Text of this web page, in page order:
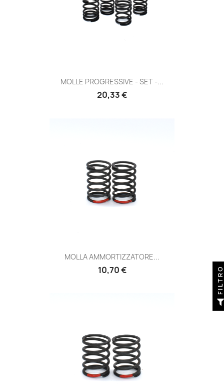
MOLLE PROGRESSIVE - SET -...
Prezzo
20,33 €
MOLLA AMMORTIZZATORE...
Prezzo
10,70 € FILTRO